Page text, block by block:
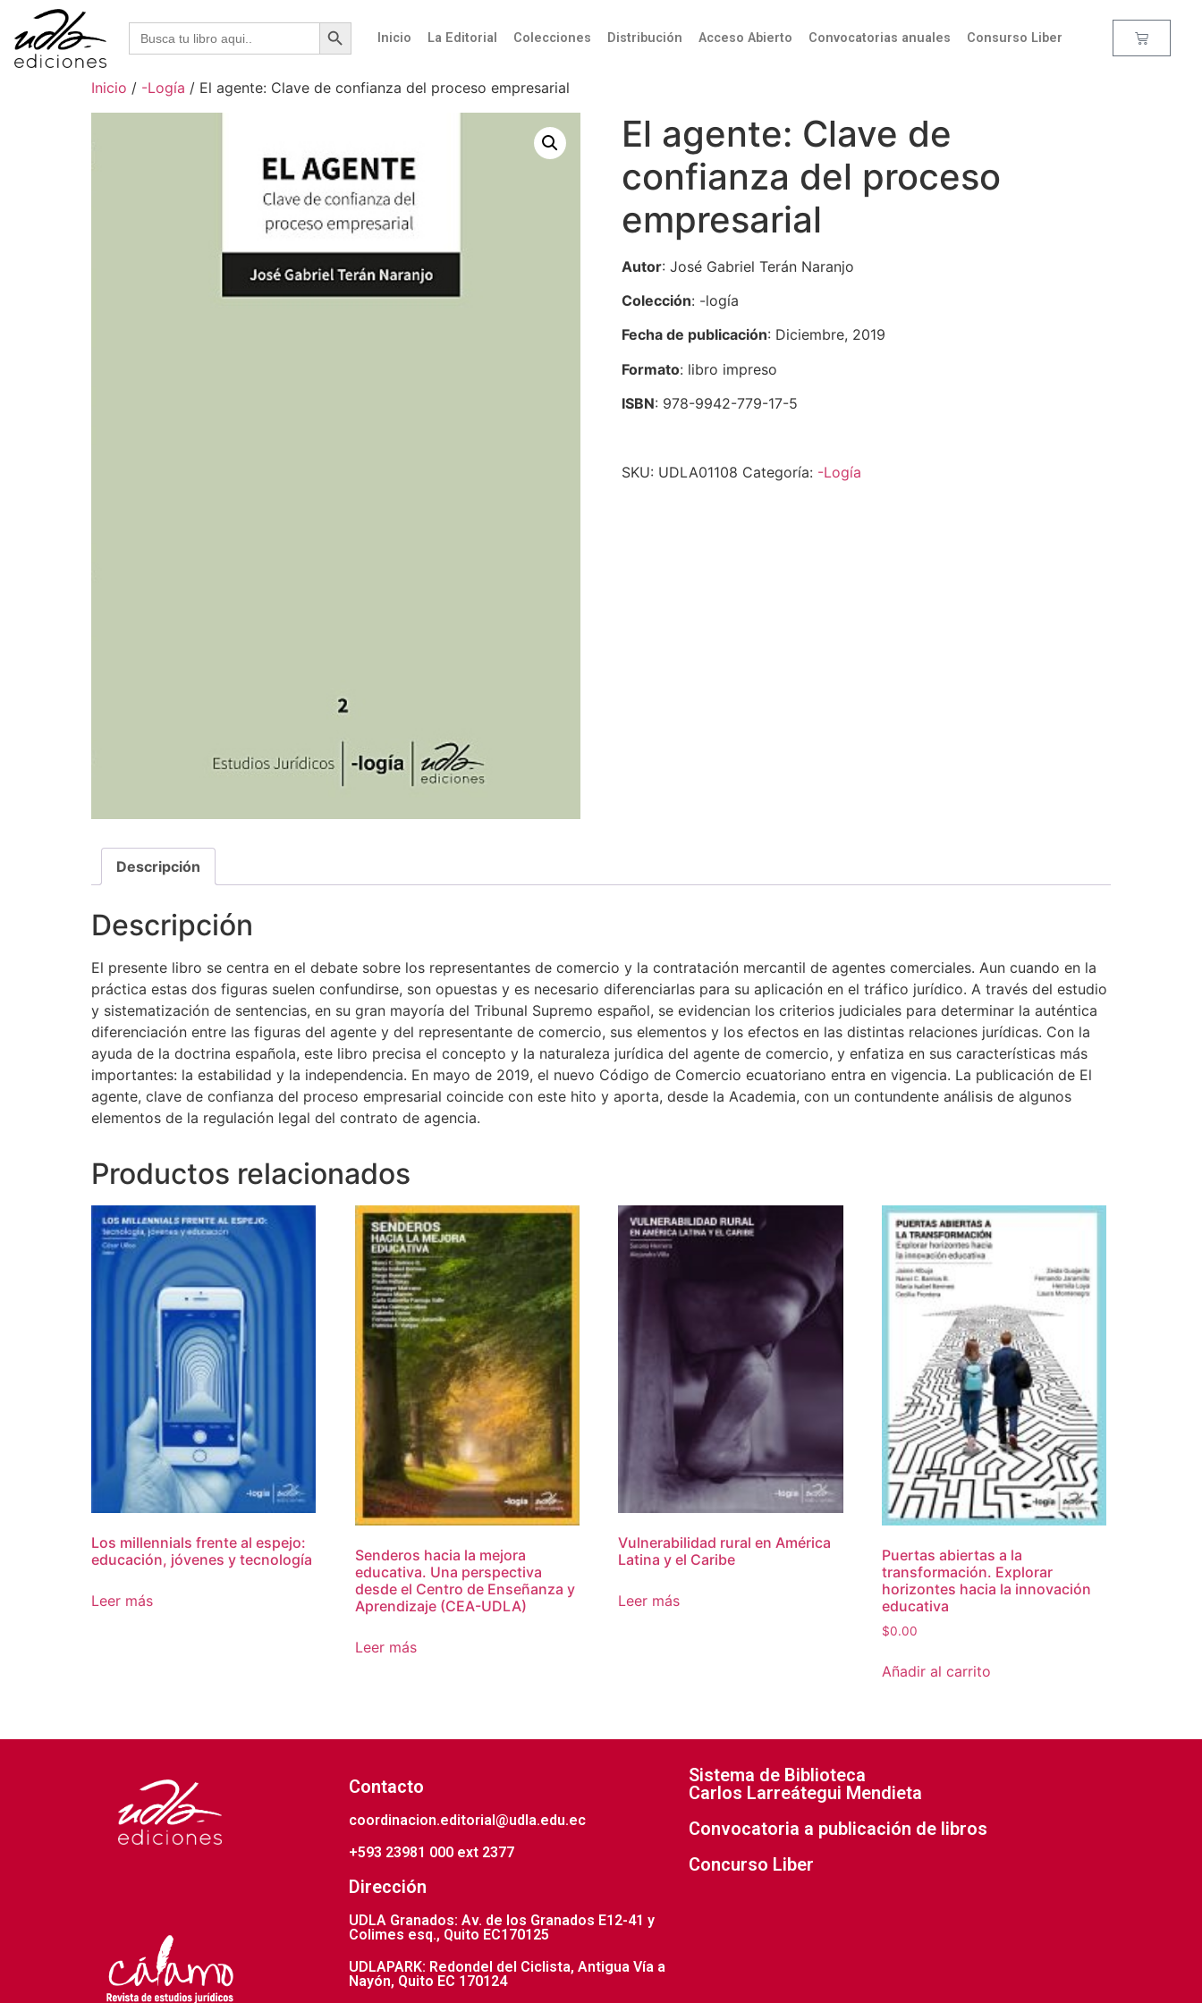
Buscar: Botón de búsqueda
Inicio La Editorial Colecciones Distribución Acceso Abierto Convocatorias anuales Consurso Liber
Inicio / -Logía / El agente: Clave de confianza del proceso empresarial
El agente: Clave de
confianza del proceso
empresarial
Autor: José Gabriel Terán Naranjo
Colección: -logía
Fecha de publicación: Diciembre, 2019
Formato: libro impreso
ISBN: 978-9942-779-17-5
SKU: UDLA01108 Categoría: -Logía
Descripción
Descripción
El presente libro se centra en el debate sobre los representantes de comercio y la contratación mercantil de agentes comerciales. Aun cuando en la
práctica estas dos figuras suelen confundirse, son opuestas y es necesario diferenciarlas para su aplicación en el tráfico jurídico. A través del estudio
y sistematización de sentencias, en su gran mayoría del Tribunal Supremo español, se evidencian los criterios judiciales para determinar la auténtica
diferenciación entre las figuras del agente y del representante de comercio, sus elementos y los efectos en las distintas relaciones jurídicas. Con la
ayuda de la doctrina española, este libro precisa el concepto y la naturaleza jurídica del agente de comercio, y enfatiza en sus características más
importantes: la estabilidad y la independencia. En mayo de 2019, el nuevo Código de Comercio ecuatoriano entra en vigencia. La publicación de El
agente, clave de confianza del proceso empresarial coincide con este hito y aporta, desde la Academia, con un contundente análisis de algunos
elementos de la regulación legal del contrato de agencia.
Productos relacionados
Los millennials frente al espejo:
educación, jóvenes y tecnología
Leer más
Senderos hacia la mejora
educativa. Una perspectiva
desde el Centro de Enseñanza y
Aprendizaje (CEA-UDLA)
Leer más
Vulnerabilidad rural en América
Latina y el Caribe
Leer más
Puertas abiertas a la
transformación. Explorar
horizontes hacia la innovación
educativa
$0.00
Añadir al carrito
Contacto
coordinacion.editorial@udla.edu.ec
+593 23981 000 ext 2377
Dirección
UDLA Granados: Av. de los Granados E12-41 y
Colimes esq., Quito EC170125
UDLAPARK: Redondel del Ciclista, Antigua Vía a
Nayón, Quito EC 170124
Sistema de Biblioteca
Carlos Larreátegui Mendieta
Convocatoria a publicación de libros
Concurso Liber